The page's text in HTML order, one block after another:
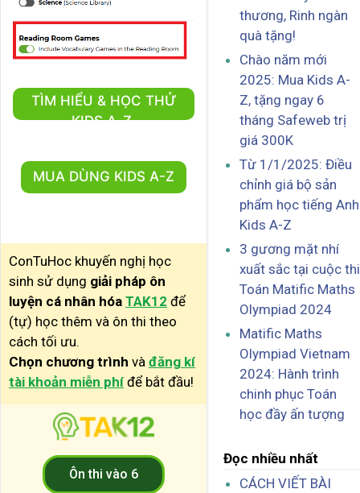
TÌM HIỂU & HỌC THỬ
KIDS A-Z
MUA DÙNG KIDS A-Z
ConTuHoc khuyến nghị học
sinh sử dụng giải pháp ôn
luyện cá nhân hóa TAK12 để
(tự) học thêm và ôn thi theo
cách tối ưu.
Chọn chương trình và đăng kí
tài khoản miễn phí để bắt đầu!
Ôn thi vào 6
thương, Rinh ngàn
quà tặng!
Chào năm mới
2025: Mua Kids A-
Z, tặng ngay 6
tháng Safeweb trị
giá 300K
Từ 1/1/2025: Điều
chỉnh giá bộ sản
phẩm học tiếng Anh
Kids A-Z
3 gương mặt nhí
xuất sắc tại cuộc thi
Toán Matific Maths
Olympiad 2024
Matific Maths
Olympiad Vietnam
2024: Hành trình
chinh phục Toán
học đầy ấn tượng
Đọc nhiều nhất
CÁCH VIẾT BÀI